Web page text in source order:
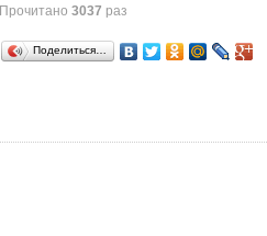
Прочитано3037 раз
Поделиться…